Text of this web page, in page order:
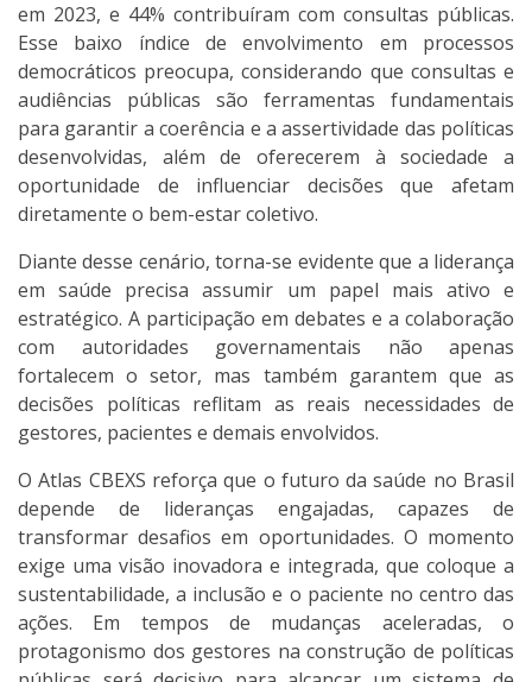
em 2023, e 44% contribuíram com consultas públicas.
Esse baixo índice de envolvimento em processos
democráticos preocupa, considerando que consultas e
audiências públicas são ferramentas fundamentais
para garantir a coerência e a assertividade das políticas
desenvolvidas, além de oferecerem à sociedade a
oportunidade de influenciar decisões que afetam
diretamente o bem-estar coletivo.
Diante desse cenário, torna-se evidente que a liderança
em saúde precisa assumir um papel mais ativo e
estratégico. A participação em debates e a colaboração
com autoridades governamentais não apenas
fortalecem o setor, mas também garantem que as
decisões políticas reflitam as reais necessidades de
gestores, pacientes e demais envolvidos.
O Atlas CBEXS reforça que o futuro da saúde no Brasil
depende de lideranças engajadas, capazes de
transformar desafios em oportunidades. O momento
exige uma visão inovadora e integrada, que coloque a
sustentabilidade, a inclusão e o paciente no centro das
ações. Em tempos de mudanças aceleradas, o
protagonismo dos gestores na construção de políticas